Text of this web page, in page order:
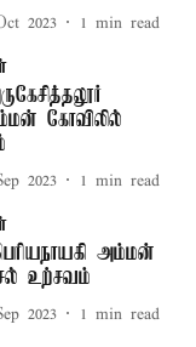
2023 1 min read
கோவிலில்
2023 1 min read
அம்மன்
உற்சவம்
2023 1 min read